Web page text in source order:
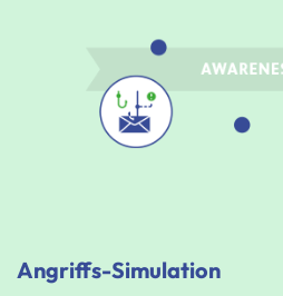
Angriffs-Simulation